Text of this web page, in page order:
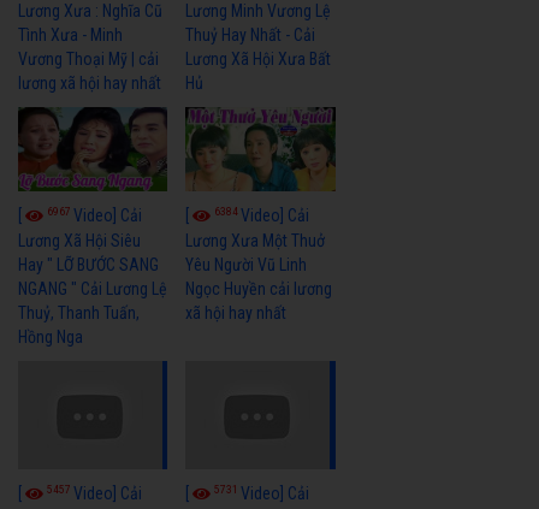
Lương Xưa : Nghĩa Cũ
Tình Xưa - Minh
Vương Thoại Mỹ | cải
lương xã hội hay nhất
Lương Minh Vương Lệ
Thuỷ Hay Nhất - Cải
Lương Xã Hội Xưa Bất
Hủ
6967 Video] Cải
Lương Xã Hội Siêu
Hay " LỠ BƯỚC SANG
NGANG " Cải Lương Lệ
Thuỷ, Thanh Tuấn,
Hồng Nga
6384Video] Cải
Lương Xưa Một Thuở
Yêu Người Vũ Linh
Ngọc Huyền cải lương
xã hội hay nhất
5457 Video] Cải
5731Video] Cải